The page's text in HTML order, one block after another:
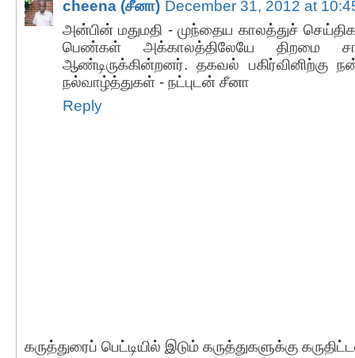
cheena (சீனா) December 31, 2012 at
அன்பின் மதுமதி - முந்தைய காலத்துச்
பெண்கள் அக்காலத்திலேயே திறமை
ஆண்டிருக்கின்றனர். தகவல் பகிர்வினிற்கு
நல்வாழ்த்துகள் - நட்புடன் சீனா
Reply
கருத்துரைப் பெட்டியில் இடும் கருத்துகளுக்கு